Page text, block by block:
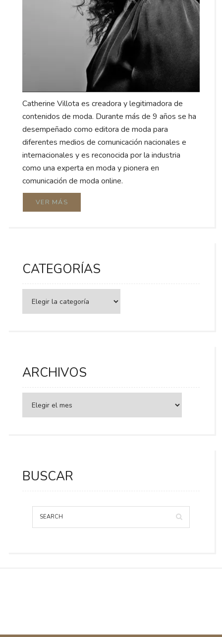
Catherine Villota es creadora y legitimadora de
contenidos de moda. Durante más de 9 años se ha
desempeñado como editora de moda para
diferentes medios de comunicación nacionales e
internacionales y es reconocida por la industria
como una experta en moda y pionera en
comunicación de moda online.
VER MÁS
CATEGORÍAS
ARCHIVOS
BUSCAR